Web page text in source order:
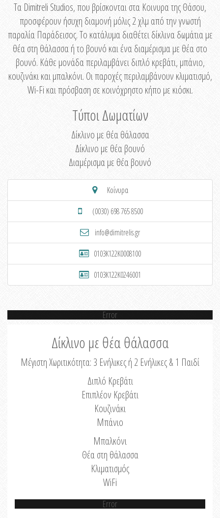
Τα Dimitreli Studios, που βρίσκονται στα Κοινυρα της Θάσου,
προσφέρουν ήσυχη διαμονή μόλις 2 χλμ από την γνωστή
παραλία Παράδεισος. Το κατάλυμα διαθέτει δίκλινα δωμάτια με
θέα στη θάλασσα ή το βουνό και ένα διαμέρισμα με θέα στο
βουνό. Κάθε μονάδα περιλαμβάνει διπλό κρεβάτι, μπάνιο,
κουζινάκι και μπαλκόνι. Οι παροχές περιλαμβάνουν κλιματισμό,
Wi-Fi και πρόσβαση σε κοινόχρηστο κήπο με κιόσκι.
Τύποι Δωματίων
Δίκλινο με θέα θάλασσα
Δίκλινο με θέα βουνό
Διαμέρισμα με θέα βουνό
Κοίνυρα
(0030) 698 765 8500
info@dimitrelis.gr
0103K122K0008100
0103K122K0246001
Error
Δίκλινο με θέα θάλασσα
Μέγιστη Χωριτικότητα: 3 Ενήλικες ή 2 Ενήλικες & 1 Παιδί
Διπλό Κρεβάτι
Επιπλέον Κρεβάτι
Κουζινάκι
Μπάνιο
Μπαλκόνι
Θέα στη θάλασσα
Κλιματισμός
WiFi
Error